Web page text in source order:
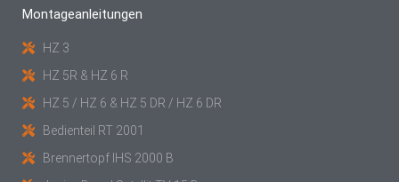
Montageanleitungen
HZ 3
HZ 5R & HZ 6 R
HZ 5 / HZ 6 & HZ 5 DR / HZ 6 DR
Bedienteil RT 2001
Brennertopf IHS 2000 B